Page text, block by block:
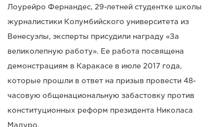
Лоурейро Фернандес, 29-летней студентке школы
журналистики Колумбийского университета из
Венесуэлы, эксперты присудили награду «За
великолепную работу». Ее работа посвящена
демонстрациям в Каракасе в июле 2017 года,
которые прошли в ответ на призыв провести 48-
часовую общенациональную забастовку против
конституционных реформ президента Николаса
Мадуро.